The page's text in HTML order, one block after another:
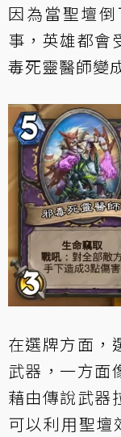
因為當聖壇
事，英雄都會
毒死靈醫師變
在選牌方面，
武器，一方面
藉由傳說武器
可以利用聖壇